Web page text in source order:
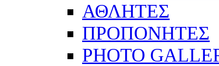
ΑΘΛΗΤΕΣ
ΠΡΟΠΟΝΗΤΕΣ
PHOTO